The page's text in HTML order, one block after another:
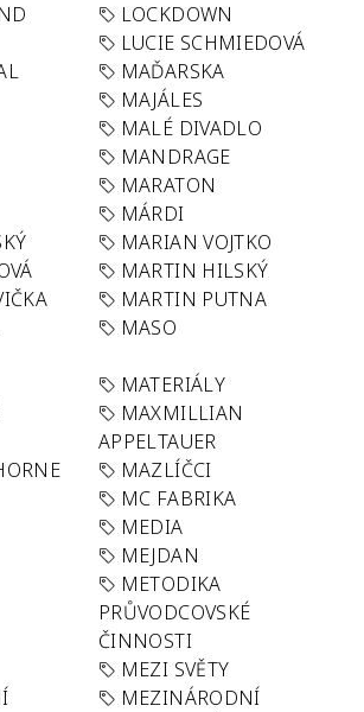
LOCKDOWN
LUCIE SCHMIEDOVÁ
MAĎARSKA
MAJÁLES
MALÉ DIVADLO
MANDRAGE
MARATON
MÁRDI
MARIAN VOJTKO
MARTIN HILSKÝ
MARTIN PUTNA
MASO
MATERIÁLY
MAXMILLIAN
APPELTAUER
MAZLÍČCI
MC FABRIKA
MEDIA
MEJDAN
METODIKA
PRŮVODCOVSKÉ
ČINNOSTI
MEZI SVĚTY
MEZINÁRODNÍ